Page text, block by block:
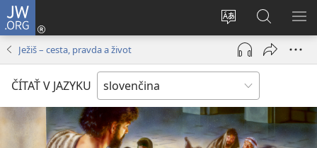
JW.ORG
Zmeniť
jazyk
stránky
Prihlásiť
sa
(otvorí
okno)
na
JW.ORG
Ježiš – cesta, pravda a život
ČÍTAŤ V JAZYKU